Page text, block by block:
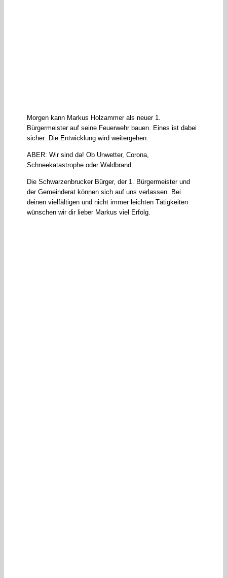
Morgen kann Markus Holzammer als neuer 1.
Bürgermeister auf seine Feuerwehr bauen. Eines ist dabei
sicher: Die Entwicklung wird weitergehen.
ABER: Wir sind da! Ob Unwetter, Corona,
Schneekatastrophe oder Waldbrand.
Die Schwarzenbrucker Bürger, der 1. Bürgermeister und
der Gemeinderat können sich auf uns verlassen. Bei
deinen vielfältigen und nicht immer leichten Tätigkeiten
wünschen wir dir lieber Markus viel Erfolg.